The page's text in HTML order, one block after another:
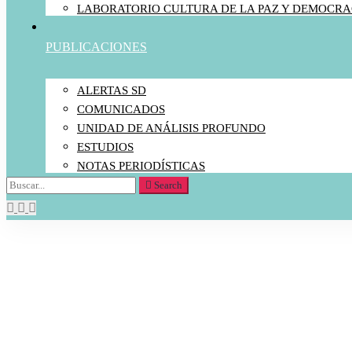
LABORATORIO CULTURA DE LA PAZ Y
PUBLICACIONES
ALERTAS SD
COMUNICADOS
UNIDAD DE ANÁLISIS PROFUNDO
ESTUDIOS
NOTAS PERIODÍSTICAS
Search